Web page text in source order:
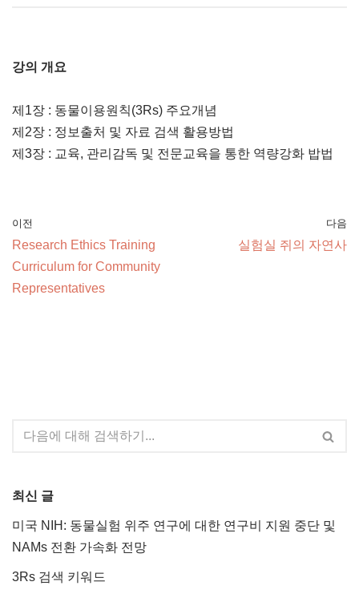
강의 개요
제1장 : 동물이용원칙(3Rs) 주요개념
제2장 : 정보출처 및 자료 검색 활용방법
제3장 : 교육, 관리감독 및 전문교육을 통한 역량강화 밥법
이전
Research Ethics Training
Curriculum for Community
Representatives
다음
실험실 쥐의 자연사
최신 글
미국 NIH: 동물실험 위주 연구에 대한 연구비 지원 중단 및
NAMs 전환 가속화 전망
3Rs 검색 키워드